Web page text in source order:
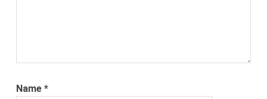
Name*